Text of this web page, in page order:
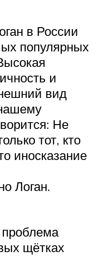
в России
популярных
и
вид
Не
тот, кто
иносказание
Логан.
щётках